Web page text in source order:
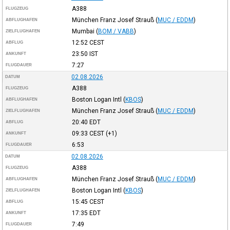
FLUGZEUG A388
ABFLUGHAFEN München Franz Josef Strauß (MUC / EDDM)
ZIELFLUGHAFEN Mumbai (BOM / VABB)
ABFLUG 12:52 CEST
ANKUNFT 23:50 IST
FLUGDAUER 7:27
DATUM 02.08.2026
FLUGZEUG A388
ABFLUGHAFEN Boston Logan Intl (KBOS)
ZIELFLUGHAFEN München Franz Josef Strauß (MUC / EDDM)
ABFLUG 20:40 EDT
ANKUNFT 09:33 CEST(+1)
FLUGDAUER 6:53
DATUM 02.08.2026
FLUGZEUG A388
ABFLUGHAFEN München Franz Josef Strauß (MUC / EDDM)
ZIELFLUGHAFEN Boston Logan Intl (KBOS)
ABFLUG 15:45 CEST
ANKUNFT 17:35 EDT
FLUGDAUER 7:49